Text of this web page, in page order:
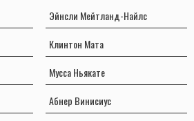
Эйнсли Мейтланд-Найлс
Клинтон Мата
Мусса Ньякате
Абнер Винисиус